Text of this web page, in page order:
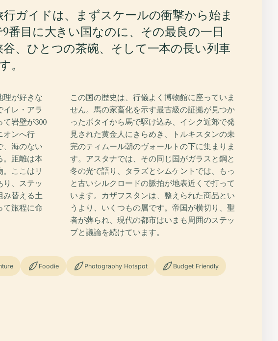
ガイドは、まずスケールの衝撃から始ま
番目に大きい国なのに、その最良の一日
、ひとつの茶碗、そして一本の長い列車
。
理が好きな
イレ・アラ
岩壁が300
オンへ行
、海のない
。距離は本
ここはリ
り、ステッ
み替える土
て旅程に命
この国の歴史は、行儀よく博物館に座っていま
せん。馬の家畜化を示す最古級の証拠が見つか
ったボタイから馬で駆け込み、イシク近郊で発
見された黄金人にきらめき、トルキスタンの未
完のティムール朝のヴォールトの下に集まりま
す。アスタナでは、その同じ国がガラスと鋼と
冬の光で語り、タラズとシムケントでは、もっ
と古いシルクロードの脈拍が地表近くで打って
います。カザフスタンは、整えられた商品とい
うより、いくつもの層です。帝国が横切り、聖
者が葬られ、現代の都市はいまも周囲のステッ
プと議論を続けています。
Foodie Photography Hotspot Budget Friendly